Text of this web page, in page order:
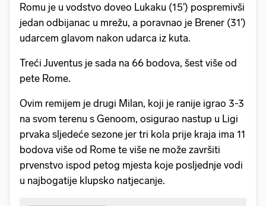
Romu je u vodstvo doveo Lukaku (15') pospremivši
jedan odbijanac u mrežu, a poravnao je Brener (31')
udarcem glavom nakon udarca iz kuta.
Treći Juventus je sada na 66 bodova, šest više od
pete Rome.
Ovim remijem je drugi Milan, koji je ranije igrao 3-3
na svom terenu s Genoom, osigurao nastup u Ligi
prvaka sljedeće sezone jer tri kola prije kraja ima 11
bodova više od Rome te više ne može završiti
prvenstvo ispod petog mjesta koje posljednje vodi
u najbogatije klupsko natjecanje.